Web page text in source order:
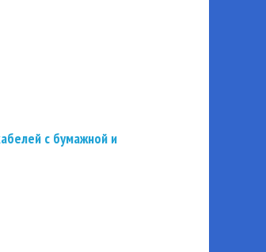
с бумажной и